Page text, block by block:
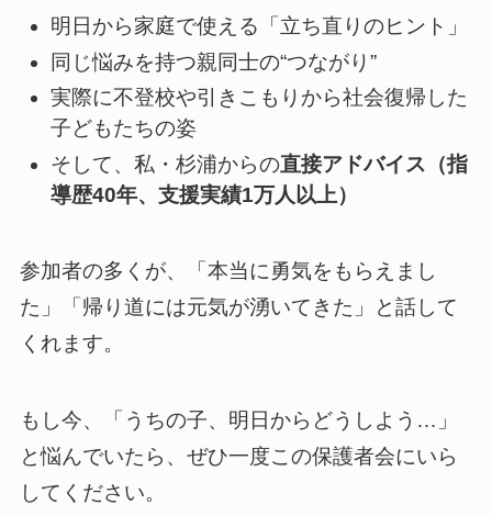
明日から家庭で使える「立ち直りのヒント」
同じ悩みを持つ親同士の“つながり”
実際に不登校や引きこもりから社会復帰した
子どもたちの姿
そして、私・杉浦からの直接アドバイス（指
導歴40年、支援実績1万人以上）
参加者の多くが、「本当に勇気をもらえまし
た」「帰り道には元気が湧いてきた」と話して
くれます。
もし今、「うちの子、明日からどうしよう…」
と悩んでいたら、ぜひ一度この保護者会にいら
してください。